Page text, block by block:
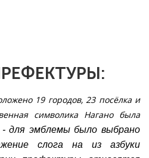
19 городов, 23 посёлка и
символика Нагано была
- для эмблемы было выбрано
слога на из азбуки